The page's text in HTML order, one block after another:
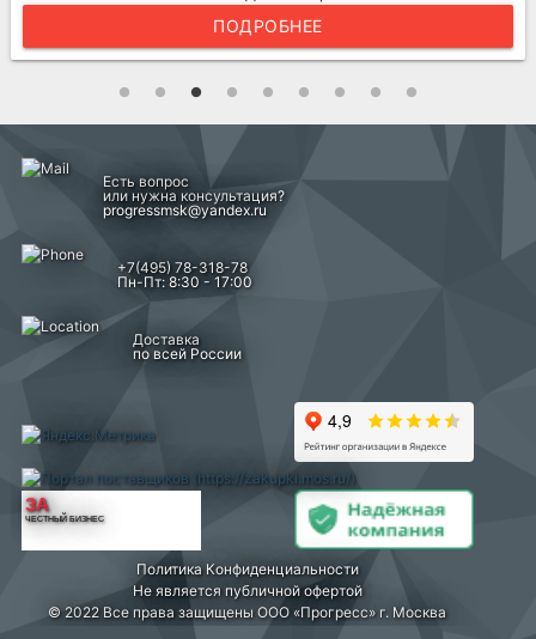
ПОДРОБНЕЕ
Есть вопрос
или нужна консультация?
progressmsk@yandex.ru
+7(495) 78-318-78
Пн-Пт: 8:30 - 17:00
Доставка
по всей России
ЗА
ЧЕСТНЫЙ БИЗНЕС
Политика Конфиденциальности
Не является публичной офертой
© 2022 Все права защищены ООО «Прогресс» г. Москва